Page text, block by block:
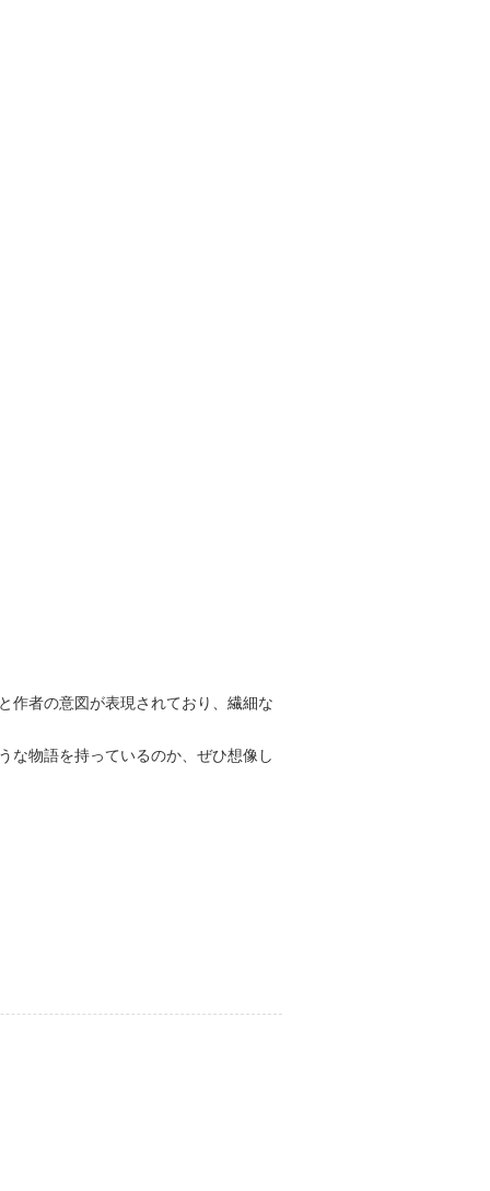
作者の意図が表現されており、繊細な
な物語を持っているのか、ぜひ想像し